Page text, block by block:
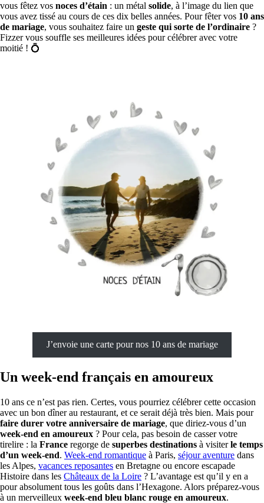
vous fêtez vos noces d’étain : un métal solide, à l’image du lien que
vous avez tissé au cours de ces dix belles années. Pour fêter vos 10 ans
de mariage, vous souhaitez faire un geste qui sorte de l’ordinaire ?
Fizzer vous souffle ses meilleures idées pour célébrer avec votre
moitié ! 💍
J’envoie une carte pour nos 10 ans de mariage
Un week-end français en amoureux
10 ans ce n’est pas rien. Certes, vous pourriez célébrer cette occasion
avec un bon dîner au restaurant, et ce serait déjà très bien. Mais pour
faire durer votre anniversaire de mariage, que diriez-vous d’un
week-end en amoureux ? Pour cela, pas besoin de casser votre
tirelire : la France regorge de superbes destinations à visiterle temps
d’un week-end. Week-end romantique à Paris, séjour aventure dans
les Alpes, vacances reposantes en Bretagne ou encore escapade
Histoire dans les Châteaux de la Loire ? L’avantage est qu’il y en a
pour absolument tous les goûts dans l’Hexagone. Alors préparez-vous
à un merveilleux week-end bleu blanc rouge en amoureux.